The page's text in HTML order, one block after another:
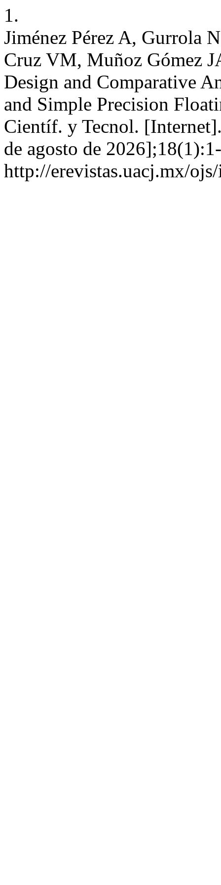
1.
Jiménez Pérez A, Gurrola
Cruz VM, Muñoz Gómez
Design and Comparative
and Simple Precision
Científ. y Tecnol.
de agosto de
http://erevistas.uacj.mx/